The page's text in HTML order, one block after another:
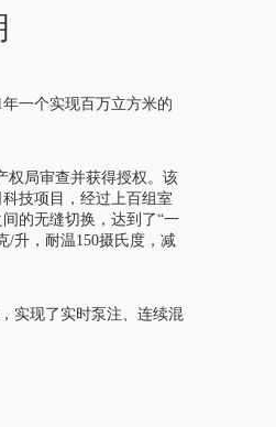
一个实现百万立方米的
权局审查并获得授权。该
技项目，经过上百组室
的无缝切换，达到了“一
/升，耐温150摄氏度，减
实现了实时泵注、连续混